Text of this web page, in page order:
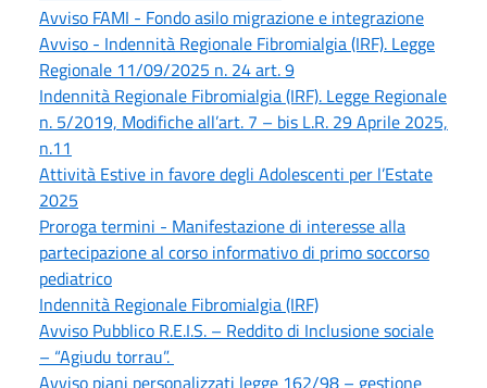
Avviso FAMI - Fondo asilo migrazione e integrazione
Avviso - Indennità Regionale Fibromialgia (IRF). Legge
Regionale 11/09/2025 n. 24 art. 9
Indennità Regionale Fibromialgia (IRF). Legge Regionale
n. 5/2019, Modifiche all’art. 7 – bis L.R. 29 Aprile 2025,
n.11
Attività Estive in favore degli Adolescenti per l’Estate
2025
Proroga termini - Manifestazione di interesse alla
partecipazione al corso informativo di primo soccorso
pediatrico
Indennità Regionale Fibromialgia (IRF)
Avviso Pubblico R.E.I.S. – Reddito di Inclusione sociale
– “Agiudu torrau”.